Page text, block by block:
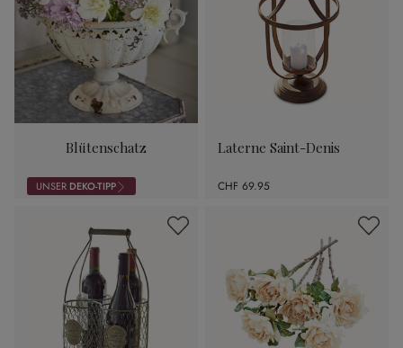
UNSER DEKO-TIPP
Blütenschatz Laterne Saint-Denis
CHF 69.95